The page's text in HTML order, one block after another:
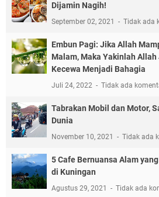
Dijamin Nagih!
September 02, 2021 Tidak ada
Embun Pagi: Jika Allah
Malam, Maka Yakinlah
Kecewa Menjadi Bahagia
Juli 24, 2022 Tidak ada
Tabrakan Mobil dan Motor,
Dunia
November 10, 2021 Tidak ada
5 Cafe Bernuansa Alam
di Kuningan
Agustus 29, 2021 Tidak ada